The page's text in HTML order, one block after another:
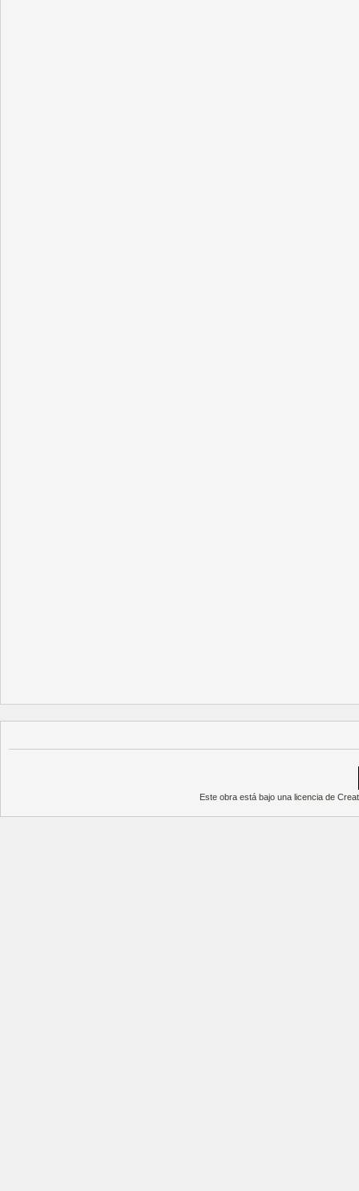
Este obra está bajo unalicencia de